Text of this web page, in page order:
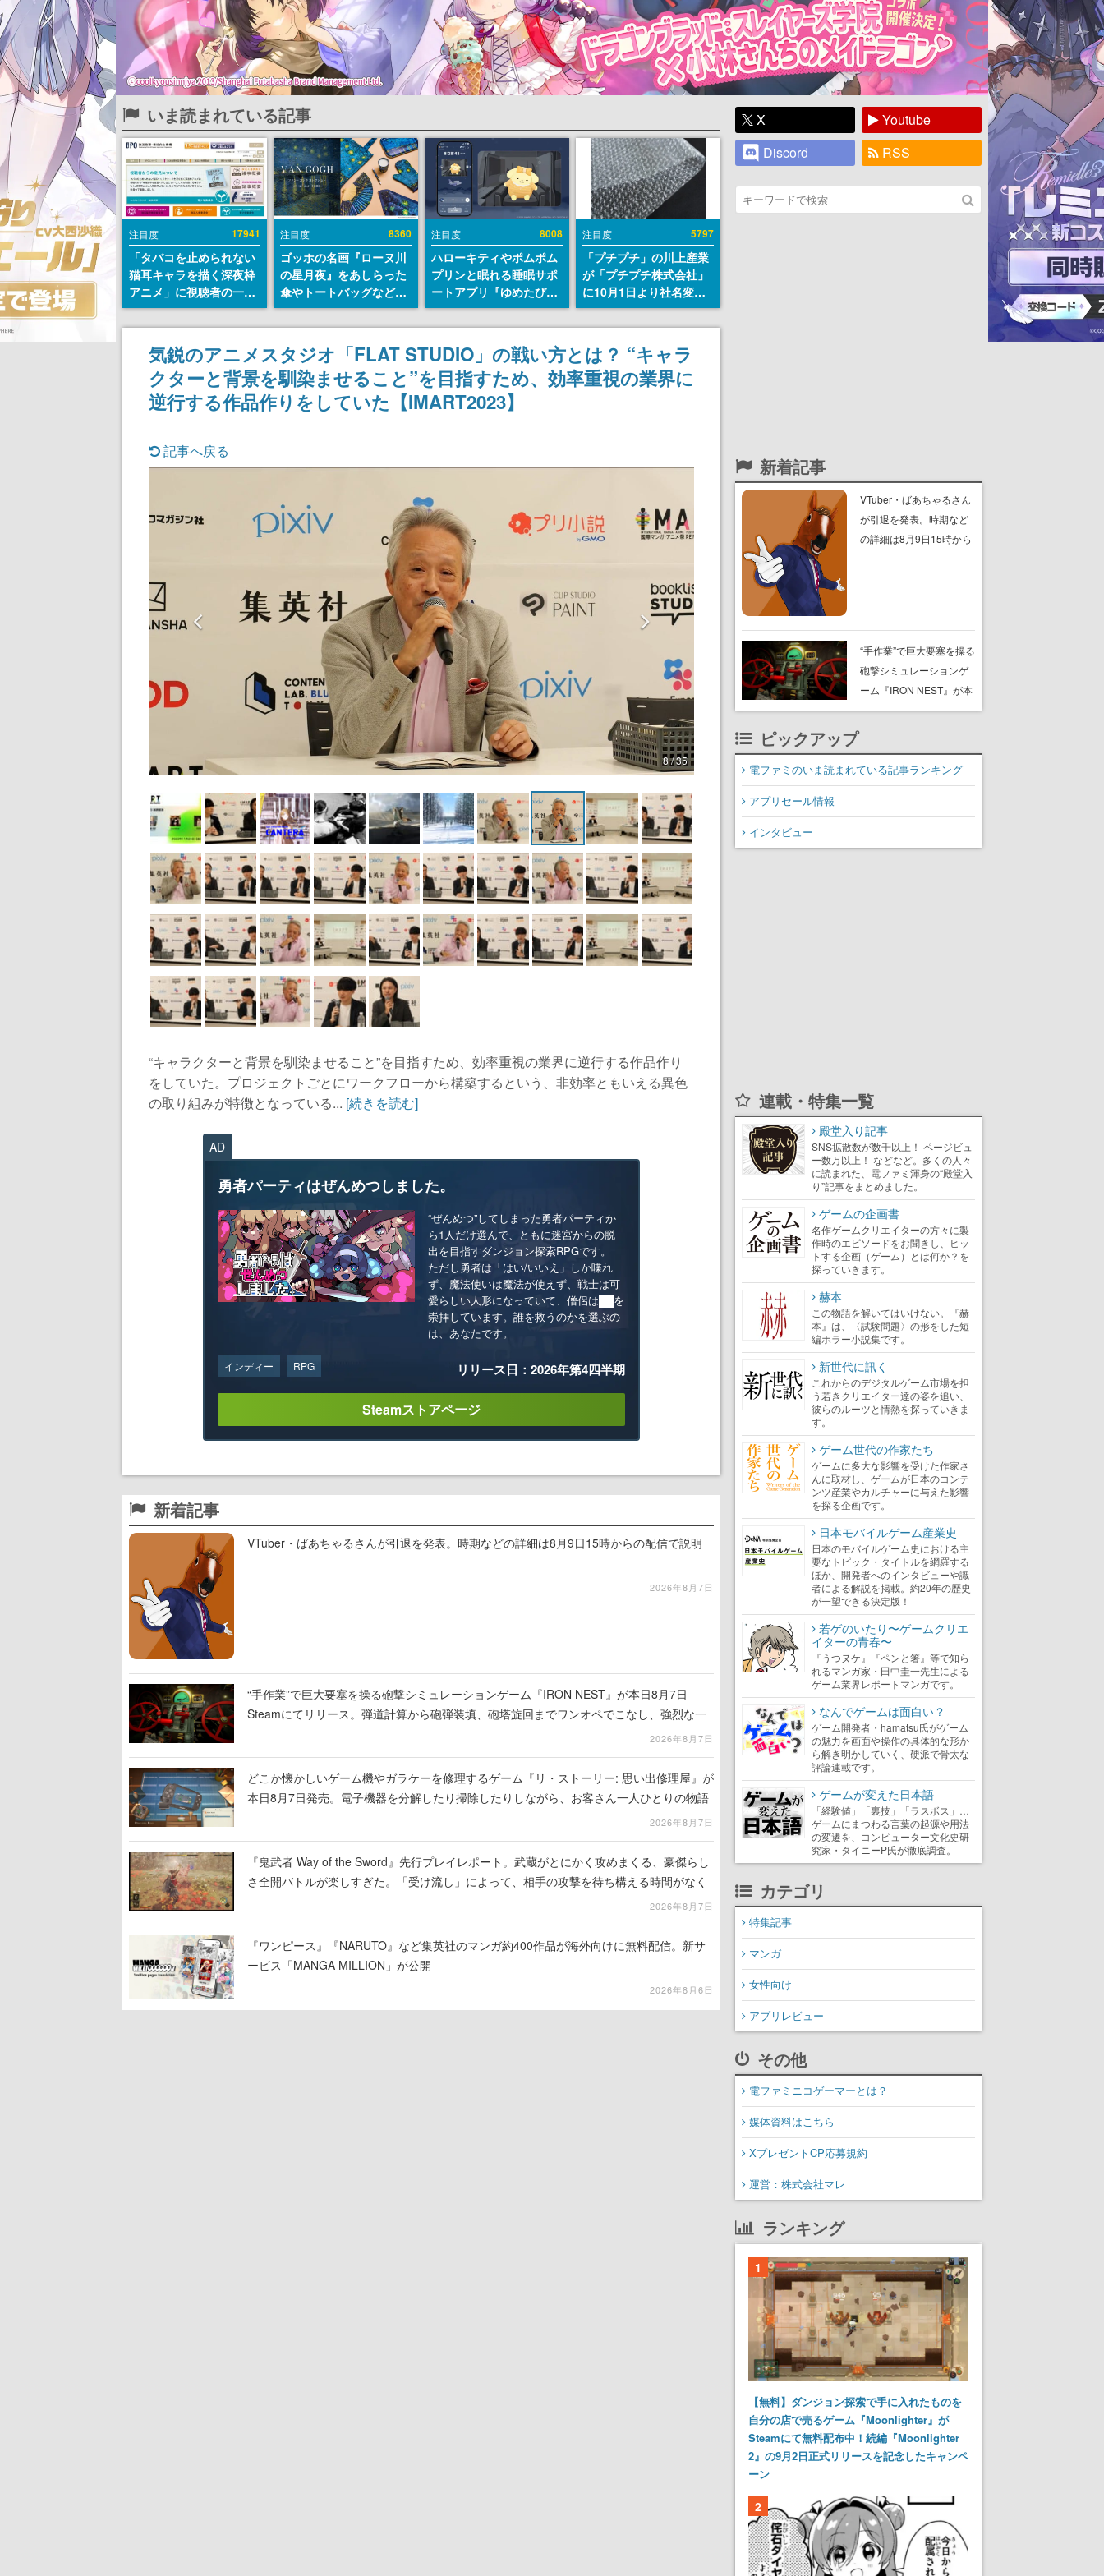
いま読まれている記事
注目度 17941
「タバコを止められない
猫耳キャラを描く深夜枠
アニメ」に視聴者の一部
から批判意見。違法薬物
の使用と思しき描写も含
めて、BPOが議論を交わ
注目度 8360
ゴッホの名画『ローヌ川
の星月夜』をあしらった
傘やトートバッグなどが
登場。8月7日21時より2
日間限定で予約販売
注目度 8008
ハローキティやポムポム
プリンと眠れる睡眠サポ
ートアプリ『ゆめたび』
が配信中。キャラごとの
ASMRや目覚ましアラー
ムも搭載
注目度 5797
「プチプチ」の川上産業
が「プチプチ株式会社」
に10月1日より社名変更
へ。創業58年で初めての
変更で、“プチッ”と鳴る
おなじみの緩衝材が会社
の名前に
気鋭のアニメスタジオ「FLAT STUDIO」の戦い方とは？ “キャラ
クターと背景を馴染ませること”を目指すため、効率重視の業界に
逆行する作品作りをしていた【IMART2023】
記事へ戻る
8 / 35
“キャラクターと背景を馴染ませること”を目指すため、効率重視の業界に逆行する作品作り
をしていた。プロジェクトごとにワークフローから構築するという、非効率ともいえる異色
の取り組みが特徴となっている... [続きを読む]
AD
勇者パーティはぜんめつしました。
“ぜんめつ”してしまった勇者パーティか
ら1人だけ選んで、ともに迷宮からの脱
出を目指すダンジョン探索RPGです。
ただし勇者は「はい/いいえ」しか喋れ
ず、魔法使いは魔法が使えず、戦士は可
愛らしい人形になっていて、僧侶は██を
崇拝しています。誰を救うのかを選ぶの
は、あなたです。
インディー RPG リリース日：2026年第4四半期
Steamストアページ
新着記事
VTuber・ばあちゃるさんが引退を発表。時期などの詳細は8月9日15時からの配信で説明
2026年8月7日
“手作業”で巨大要塞を操る砲撃シミュレーションゲーム『IRON NEST』が本日8月7日
Steamにてリリース。弾道計算から砲弾装填、砲塔旋回までワンオペでこなし、強烈な一
2026年8月7日
どこか懐かしいゲーム機やガラケーを修理するゲーム『リ・ストーリー: 思い出修理屋』が
本日8月7日発売。電子機器を分解したり掃除したりしながら、お客さん一人ひとりの物語
2026年8月7日
『鬼武者 Way of the Sword』先行プレイレポート。武蔵がとにかく攻めまくる、豪傑らし
さ全開バトルが楽しすぎた。「受け流し」によって、相手の攻撃を待ち構える時間がなく
2026年8月7日
『ワンピース』『NARUTO』など集英社のマンガ約400作品が海外向けに無料配信。新サ
ービス「MANGA MILLION」が公開
2026年8月6日
X
Youtube
Discord
RSS
新着記事
VTuber・ばあちゃるさん
が引退を発表。時期など
の詳細は8月9日15時から
“手作業”で巨大要塞を操る
砲撃シミュレーションゲ
ーム『IRON NEST』が本
日8月7日Steamにてリリ
オペでこなし、強烈な一
撃をブチかませるロマン
ピックアップ
電ファミのいま読まれている記事ランキング
アプリセール情報
インタビュー
連載・特集一覧
殿堂入り記事
SNS拡散数が数千以上！ ページビュ
ー数万以上！ などなど。多くの人々
に読まれた、電ファミ渾身の“殿堂入
り”記事をまとめました。
ゲームの企画書
名作ゲームクリエイターの方々に製
作時のエピソードをお聞きし、ヒッ
トする企画（ゲーム）とは何か？を
探っていきます。
赫本
この物語を解いてはいけない。『赫
本』は、〈試験問題〉の形をした短
編ホラー小説集です。
新世代に訊く
これからのデジタルゲーム市場を担
う若きクリエイター達の姿を追い、
彼らのルーツと情熱を探っていきま
す。
ゲーム世代の作家たち
ゲームに多大な影響を受けた作家さ
んに取材し、ゲームが日本のコンテ
ンツ産業やカルチャーに与えた影響
を探る企画です。
日本モバイルゲーム産業史
日本のモバイルゲーム史における主
要なトピック・タイトルを網羅する
ほか、開発者へのインタビューや識
者による解説を掲載。約20年の歴史
が一望できる決定版！
若ゲのいたり〜ゲームクリエ
イターの青春〜
『うつヌケ』『ペンと箸』等で知ら
れるマンガ家・田中圭一先生による
ゲーム業界レポートマンガです。
なんでゲームは面白い？
ゲーム開発者・hamatsu氏がゲーム
の魅力を画面や操作の具体的な形か
ら解き明かしていく、硬派で骨太な
評論連載です。
ゲームが変えた日本語
「経験値」「裏技」「ラスボス」…
ゲームにまつわる言葉の起源や用法
の変遷を、コンピューター文化史研
究家・タイニーP氏が徹底調査。
カテゴリ
特集記事
マンガ
女性向け
アプリレビュー
その他
電ファミニコゲーマーとは？
媒体資料はこちら
XプレゼントCP応募規約
運営：株式会社マレ
ランキング
1
【無料】ダンジョン探索で手に入れたものを
自分の店で売るゲーム『Moonlighter』が
Steamにて無料配布中！続編『Moonlighter
2』の9月2日正式リリースを記念したキャンペ
ーン
2